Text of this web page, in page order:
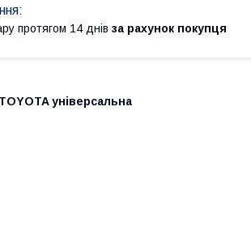
протягом 14 днів за рахунок покупця
універсальна